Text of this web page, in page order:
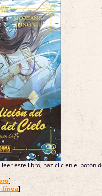
este libro, haz clic en el botón
]
línea]